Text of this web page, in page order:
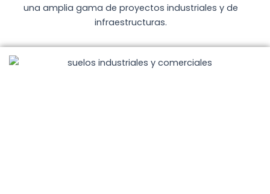
una amplia gama de proyectos industriales y de
infraestructuras.